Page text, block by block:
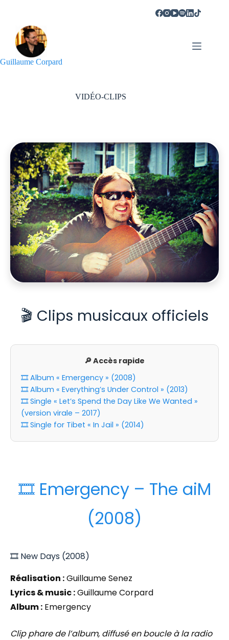
Guillaume Corpard
VIDÉO-CLIPS
🎬 Clips musicaux officiels
🔎 Accès rapide
🎞️ Album « Emergency » (2008)
🎞️ Album « Everything’s Under Control » (2013)
🎞️ Single « Let’s Spend the Day Like We Wanted »
(version virale – 2017)
🎞️ Single for Tibet « In Jail » (2014)
🎞️ Emergency – The aiM
(2008)
🎞️ New Days (2008)
Réalisation :Guillaume Senez
Lyrics & music :Guillaume Corpard
Album : Emergency
Clip phare de l’album, diffusé en boucle à la radio